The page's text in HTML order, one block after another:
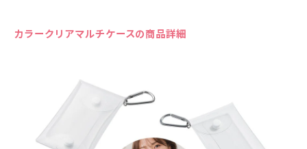
カラークリアマルチケースの商品詳細